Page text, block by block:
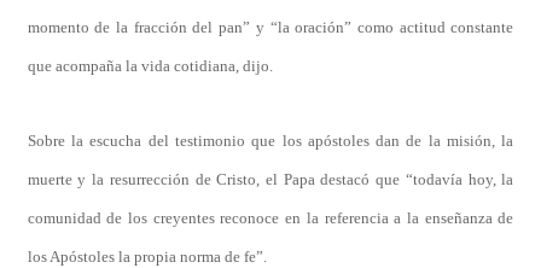
momento de la fracción del pan” y “la oración” como actitud constante
que acompaña la vida cotidiana, dijo.
Sobre la escucha del testimonio que los apóstoles dan de la misión, la
muerte y la resurrección de Cristo, el Papa destacó que “todavía hoy, la
comunidad de los creyentes reconoce en la referencia a la enseñanza de
los Apóstoles la propia norma de fe”.